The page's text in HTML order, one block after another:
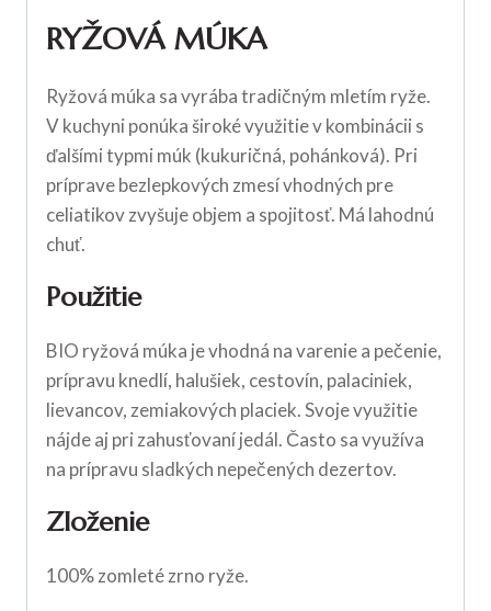
RYŽOVÁ MÚKA
Ryžová múka sa vyrába tradičným mletím ryže.
V kuchyni ponúka široké využitie v kombinácii s
ďalšími typmi múk (kukuričná, pohánková). Pri
príprave bezlepkových zmesí vhodných pre
celiatikov zvyšuje objem a spojitosť. Má lahodnú
chuť.
Použitie
BIO ryžová múka je vhodná na varenie a pečenie,
prípravu knedlí, halušiek, cestovín, palaciniek,
lievancov, zemiakových placiek. Svoje využitie
nájde aj pri zahusťovaní jedál. Často sa využíva
na prípravu sladkých nepečených dezertov.
Zloženie
100% zomleté zrno ryže.